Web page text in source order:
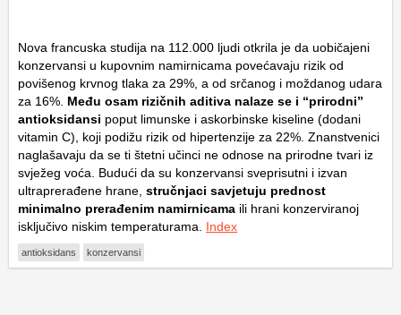
Nova francuska studija na 112.000 ljudi otkrila je da uobičajeni
konzervansi u kupovnim namirnicama povećavaju rizik od
povišenog krvnog tlaka za 29%, a od srčanog i moždanog udara
za 16%. Među osam rizičnih aditiva nalaze se i “prirodni”
antioksidansi poput limunske i askorbinske kiseline (dodani
vitamin C), koji podižu rizik od hipertenzije za 22%. Znanstvenici
naglašavaju da se ti štetni učinci ne odnose na prirodne tvari iz
svježeg voća. Budući da su konzervansi sveprisutni i izvan
ultraprerađene hrane, stručnjaci savjetuju prednost
minimalno prerađenim namirnicama ili hrani konzerviranoj
isključivo niskim temperaturama. Index
antioksidans konzervansi